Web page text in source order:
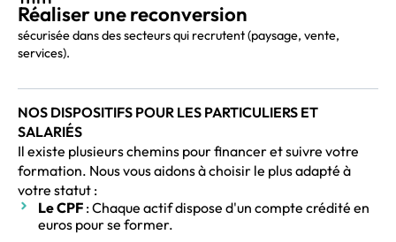
Réaliser une reconversion
sécurisée dans des secteurs qui recrutent (paysage, vente,
services).
NOS DISPOSITIFS POUR LES PARTICULIERS ET
SALARIÉS
Il existe plusieurs chemins pour financer et suivre votre
formation. Nous vous aidons à choisir le plus adapté à
votre statut :
Le CPF: Chaque actif dispose d'un compte crédité en
euros pour se former.